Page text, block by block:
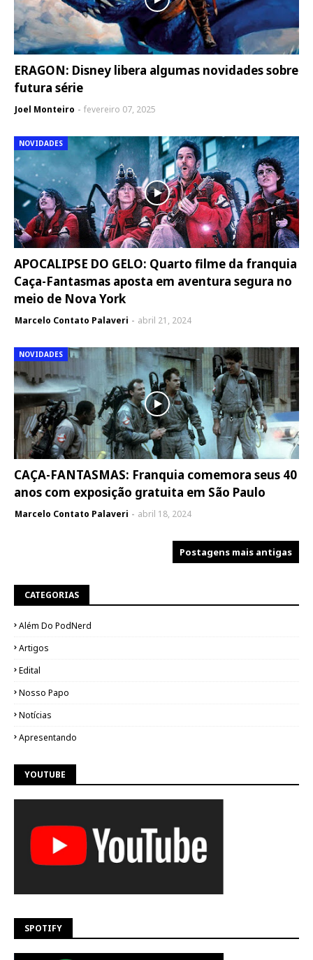
ERAGON: Disney libera algumas novidades sobre
futura série
Joel Monteiro fevereiro 07, 2025
NOVIDADES
APOCALIPSE DO GELO: Quarto filme da franquia
Caça-Fantasmas aposta em aventura segura no
meio de Nova York
Marcelo Contato Palaveri abril 21, 2024
NOVIDADES
CAÇA-FANTASMAS: Franquia comemora seus 40
anos com exposição gratuita em São Paulo
Marcelo Contato Palaveri abril 18, 2024
Postagens mais antigas
CATEGORIAS
Além Do PodNerd
Artigos
Edital
Nosso Papo
Notícias
Apresentando
YOUTUBE
SPOTIFY